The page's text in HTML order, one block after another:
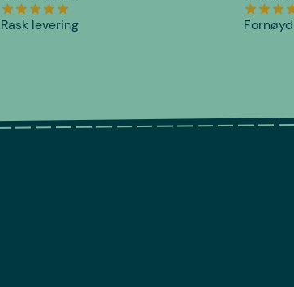
Rask levering Fornøyd